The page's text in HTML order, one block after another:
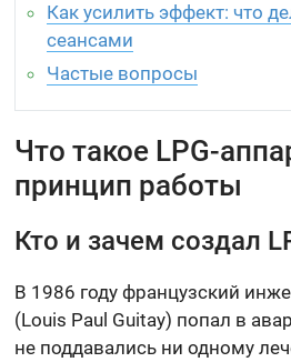
Как усилить эффект: что
сеансами
Частые вопросы
Что такое LPG-
принцип работы
Кто и зачем создал
В 1986 году французский
(Louis Paul Guitay) попал в
не поддавались ни одному